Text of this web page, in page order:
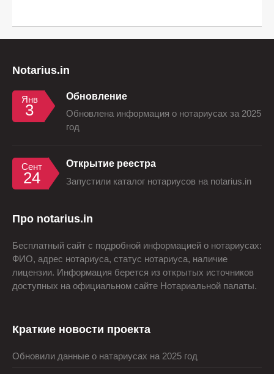
Notarius.in
Янв
3
Обновление
Обновлена информация о нотариусах за 2025
год
Сент
24
Открытие реестра
Запустили каталог нотариусов на notarius.in
Про notarius.in
Бесплатный сайт с подробной информацией о нотариусах:
ФИО, адрес нотариуса, статус нотариуса, наличие
лицензии. Информация берется из открытых источников
доступных на официальном сайте Нотариальной палаты.
Краткие новости проекта
Обновили данные о натариусах на 2025 год